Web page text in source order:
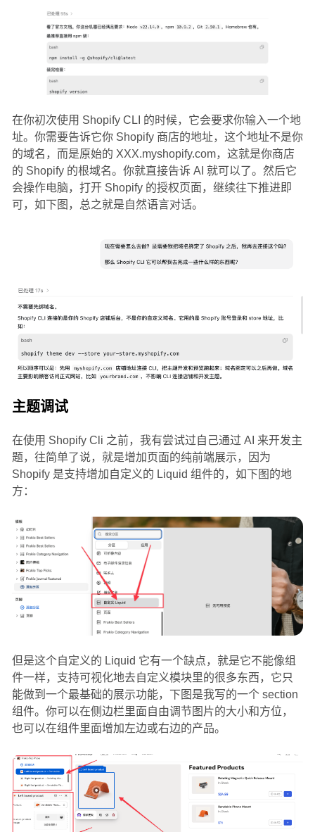
在你初次使用 Shopify CLI 的时候，它会要求你输入一个地
址。你需要告诉它你 Shopify 商店的地址，这个地址不是你
的域名，而是原始的 XXX.myshopify.com，这就是你商店
的 Shopify 的根域名。你就直接告诉 AI 就可以了。然后它
会操作电脑，打开 Shopify 的授权页面，继续往下推进即
可，如下图，总之就是自然语言对话。
主题调试
在使用 Shopify Cli 之前，我有尝试过自己通过 AI 来开发主
题，往简单了说，就是增加页面的纯前端展示，因为
Shopify 是支持增加自定义的 Liquid 组件的，如下图的地
方：
但是这个自定义的 Liquid 它有一个缺点，就是它不能像组
件一样，支持可视化地去自定义模块里的很多东西，它只
能做到一个最基础的展示功能，下图是我写的一个 section
组件。你可以在侧边栏里面自由调节图片的大小和方位，
也可以在组件里面增加左边或右边的产品。